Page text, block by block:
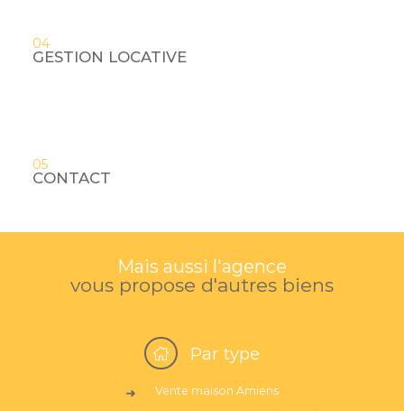
04
GESTION LOCATIVE
05
CONTACT
Mais aussi l'agence
vous propose d'autres biens
Par type
Vente maison Amiens